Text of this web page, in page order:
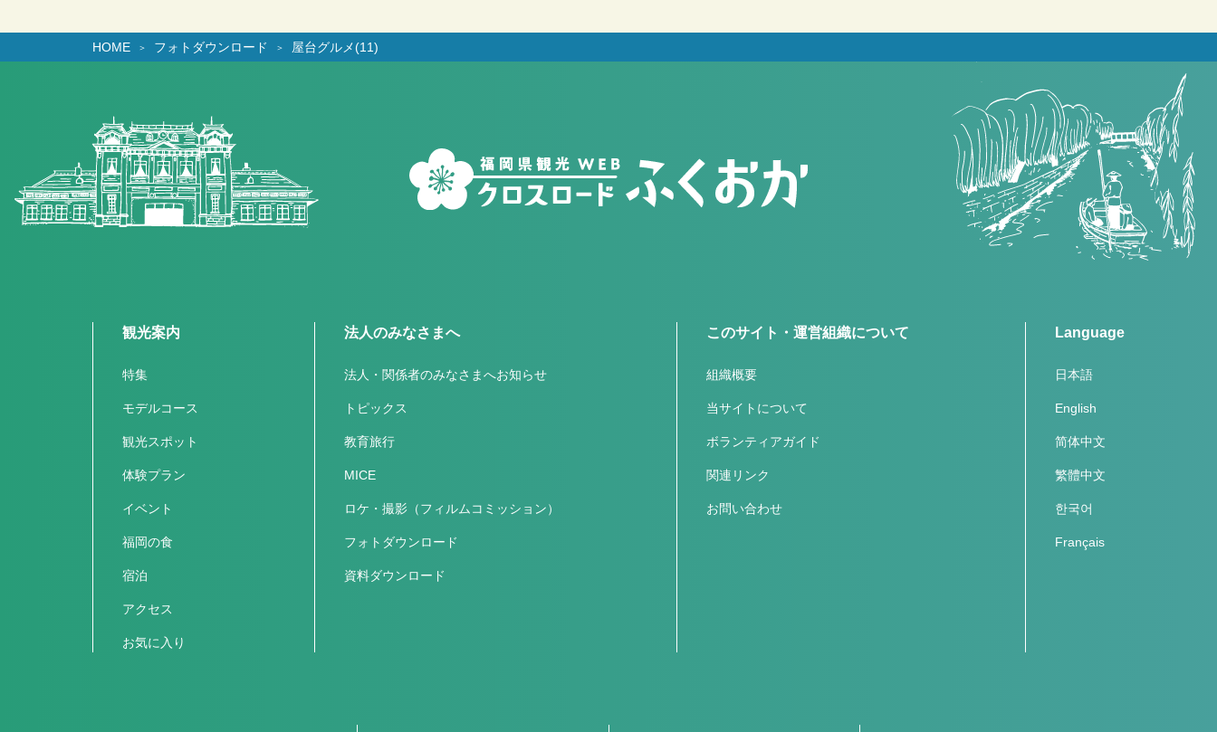
HOME フォトダウンロード 屋台グルメ(11)
観光案内
特集
モデルコース
観光スポット
体験プラン
イベント
福岡の食
宿泊
アクセス
お気に入り
法人のみなさまへ
法人・関係者のみなさまへお知らせ
トピックス
教育旅行
MICE
ロケ・撮影（フィルムコミッション）
フォトダウンロード
資料ダウンロード
このサイト・運営組織について
組織概要
当サイトについて
ボランティアガイド
関連リンク
お問い合わせ
Language
日本語
English
简体中文
繁體中文
한국어
Français